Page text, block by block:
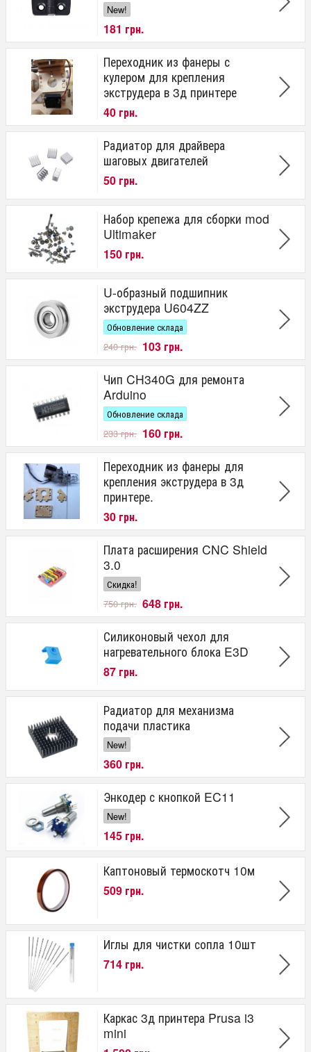
New!
181 грн.
Переходник из фанеры с
кулером для крепления
экструдера в 3д принтере
40 грн.
Радиатор для драйвера
шаговых двигателей
50 грн.
Набор крепежа для сборки mod
Ultimaker
150 грн.
U-образный подшипник
экструдера U604ZZ
Обновление склада
240 грн. 103 грн.
Чип CH340G для ремонта
Arduino
Обновление склада
233 грн. 160 грн.
Переходник из фанеры для
крепления экструдера в 3д
принтере.
30 грн.
Плата расширения CNC Shield
3.0
Скидка!
750 грн. 648 грн.
Силиконовый чехол для
нагревательного блока E3D
87 грн.
Радиатор для механизма
подачи пластика
New!
360 грн.
Энкодер с кнопкой EC11
New!
145 грн.
Каптоновый термоскотч 10м
509 грн.
Иглы для чистки сопла 10шт
714 грн.
Каркас 3д принтера Prusa i3
mini